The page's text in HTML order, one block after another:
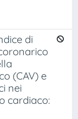
di
(CAV) e
nei
cardiaco: